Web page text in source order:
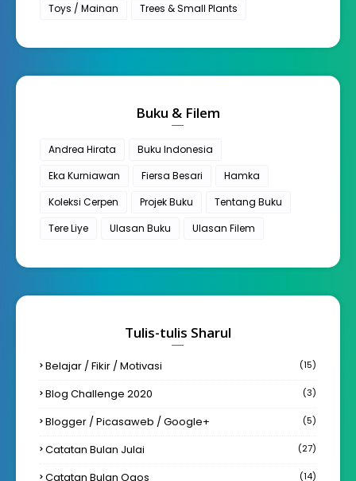
Toys / Mainan
Trees & Small Plants
Buku & Filem
Andrea Hirata
Buku Indonesia
Eka Kurniawan
Fiersa Besari
Hamka
Koleksi Cerpen
Projek Buku
Tentang Buku
Tere Liye
Ulasan Buku Ulasan Filem
Tulis-tulis Sharul
Belajar / Fikir / Motivasi (15)
Blog Challenge 2020 (3)
Blogger / Picasaweb / Google+ (5)
Catatan Bulan Julai (27)
Catatan Bulan Ogos (14)